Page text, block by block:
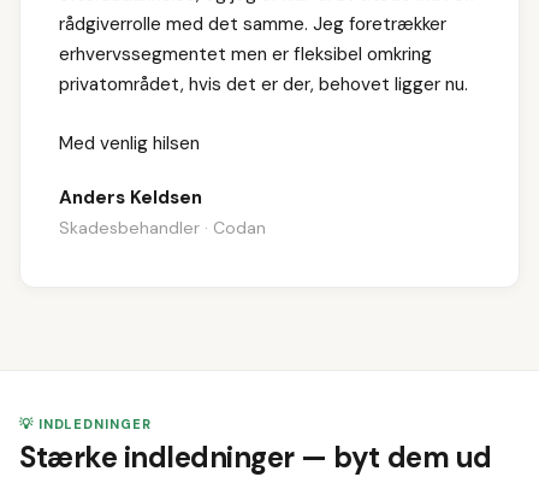
rådgiverrolle med det samme. Jeg foretrækker
erhvervssegmentet men er fleksibel omkring
privatområdet, hvis det er der, behovet ligger nu.
Med venlig hilsen
Anders Keldsen
Skadesbehandler · Codan
💡 INDLEDNINGER
Stærke indledninger — byt dem ud